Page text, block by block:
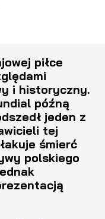
piłce
i historyczny.
późną
jeden z
tej
śmierć
polskiego